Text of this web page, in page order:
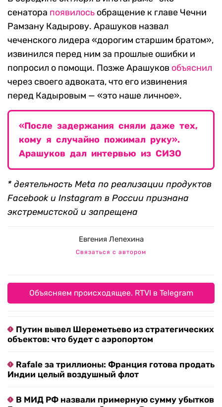
сенатора появилось обращение к главе Чечни
Рамзану Кадырову. Арашуков назвал
чеченского лидера «дорогим старшим братом»,
извинился перед ним за прошлые ошибки и
попросил о помощи. Позже Арашуков объяснил
через своего адвоката, что его извинения
перед Кадыровым — «это наше личное».
«После задержания сняли даже тех,
кому я случайно пожимал руку».
Арашуков дал интервью из СИЗО
* деятельность Meta по реализации продуктов
Facebook и Instagram в России признана
экстремистской и запрещена
Евгения Лепехина
Связаться с автором
Объясняем происходящее. RTVI в Telegram
Путин вывел Шереметьево из стратегических
объектов: что будет с аэропортом
Rafale за триллионы: Франция готова продать
Индии целый воздушный флот
В МИД РФ назвали примерную сумму убытков